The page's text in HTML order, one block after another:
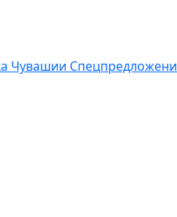
Чувашии